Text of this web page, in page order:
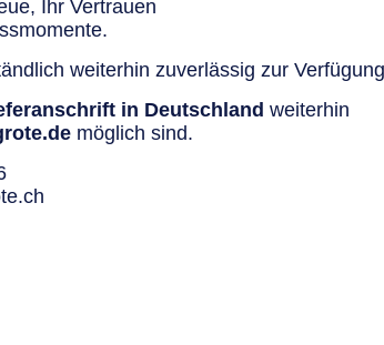
Ihr Vertrauen
weiterhin zuverlässig zur
in Deutschland weiterhin
möglich sind.